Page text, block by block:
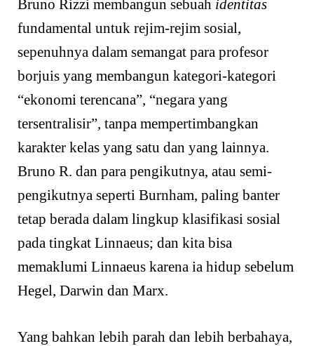
Bruno Rizzi membangun sebuah identitas
fundamental untuk rejim-rejim sosial,
sepenuhnya dalam semangat para profesor
borjuis yang membangun kategori-kategori
“ekonomi terencana”, “negara yang
tersentralisir”, tanpa mempertimbangkan
karakter kelas yang satu dan yang lainnya.
Bruno R. dan para pengikutnya, atau semi-
pengikutnya seperti Burnham, paling banter
tetap berada dalam lingkup klasifikasi sosial
pada tingkat Linnaeus; dan kita bisa
memaklumi Linnaeus karena ia hidup sebelum
Hegel, Darwin dan Marx.
Yang bahkan lebih parah dan lebih berbahaya,